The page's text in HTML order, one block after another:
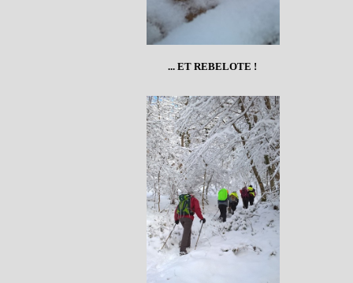
... ET REBELOTE !